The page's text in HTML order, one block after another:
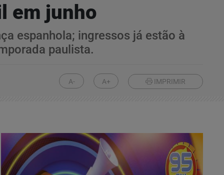
em junho
espanhola; ingressos já estão à
paulista.
A- A+ IMPRIMIR